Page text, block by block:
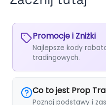
Promocje i Zniżki
Najlepsze kody
tradingowych.
Co to jest Prop
Poznaj podstawy i